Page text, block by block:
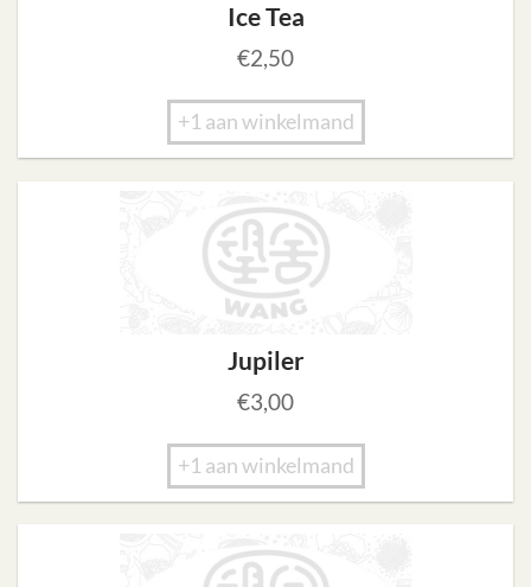
Ice Tea
€2,50
+1 aan winkelmand
Jupiler
€3,00
+1 aan winkelmand